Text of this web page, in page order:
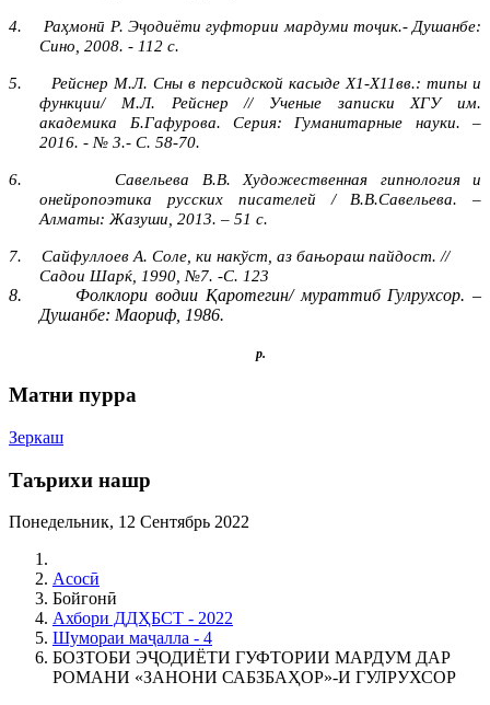
4. Раҳмонӣ Р. Эҷодиёти гуфтории мардуми тоҷик.- Душанбе:
Сино, 2008. - 112 с.
5.
Рейснер М.Л. Сны в персидской касыде Х1-Х11вв.: типы и
функции/ М.Л. Рейснер // Ученые записки ХГУ им.
академика Б.Гафурова. Серия: Гуманитарные науки. –
2016. - № 3.- С. 58-70.
6.
Савельева В.В. Художественная гипнология и
онейропоэтика русских писателей / В.В.Савельева. –
Алматы: Жазуши, 2013. – 51 с.
7.
Сайфуллоев А. Соле, ки накўст, аз бањораш пайдост. //
Садои Шарќ, 1990, №7. -С. 123
8.
Фолклори водии Қаротегин/ мураттиб Гулрухсор. –
Душанбе: Маориф, 1986.
p.
Матни пурра
Зеркаш
Таърихи нашр
Понедельник, 12 Сентябрь 2022
Асосӣ
Бойгонӣ
Ахбори ДДҲБСТ - 2022
Шумораи маҷалла - 4
БОЗТОБИ ЭҶОДИЁТИ ГУФТОРИИ МАРДУМ ДАР
РОМАНИ «ЗАНОНИ САБЗБАҲОР»-И ГУЛРУХСОР